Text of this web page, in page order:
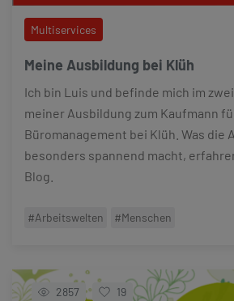
Multiservices
Meine Ausbildung bei Klüh
Ich bin Luis und befinde mich im
meiner Ausbildung zum Kaufmann
Büromanagement bei Klüh. Was die
besonders spannend macht,
Blog.
#Arbeitswelten #Menschen
2857 19